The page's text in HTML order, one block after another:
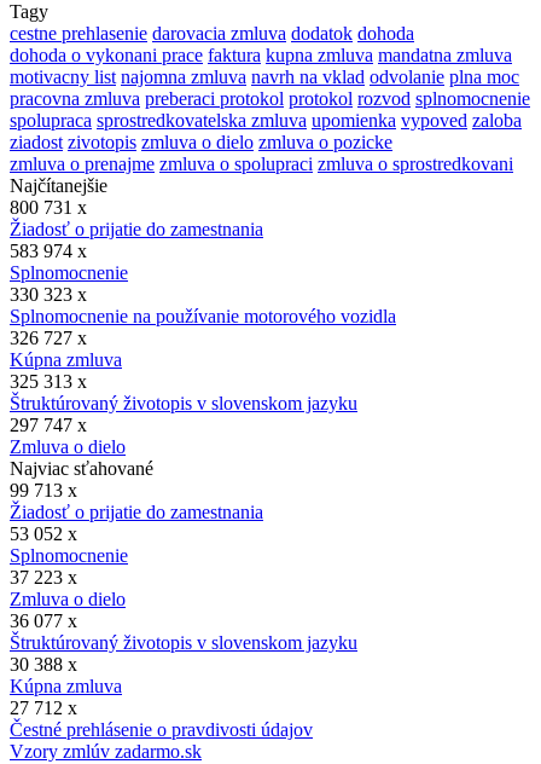
Tagy
cestne prehlasenie darovacia zmluva dodatok dohoda
dohoda o vykonani prace faktura kupna zmluva mandatna zmluva
motivacny list najomna zmluva navrh na vklad odvolanie plna moc
pracovna zmluva preberaci protokol protokol rozvod splnomocnenie
spolupraca sprostredkovatelska zmluva upomienka vypoved zaloba
ziadost zivotopis zmluva o dielo zmluva o pozicke
zmluva o prenajme zmluva o spolupraci zmluva o sprostredkovani
Najčítanejšie
800 731 x
Žiadosť o prijatie do zamestnania
583 974 x
Splnomocnenie
330 323 x
Splnomocnenie na používanie motorového vozidla
326 727 x
Kúpna zmluva
325 313 x
Štruktúrovaný životopis v slovenskom jazyku
297 747 x
Zmluva o dielo
Najviac sťahované
99 713 x
Žiadosť o prijatie do zamestnania
53 052 x
Splnomocnenie
37 223 x
Zmluva o dielo
36 077 x
Štruktúrovaný životopis v slovenskom jazyku
30 388 x
Kúpna zmluva
27 712 x
Čestné prehlásenie o pravdivosti údajov
Vzory zmlúv zadarmo.sk